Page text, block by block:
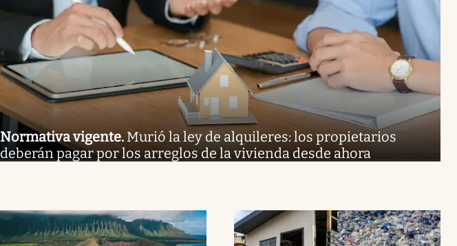
Normativa vigente. Murió la ley de alquileres: los propietarios
deberán pagar por los arreglos de la vivienda desde ahora